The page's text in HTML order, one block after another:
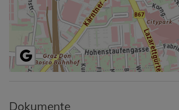
Dokumente